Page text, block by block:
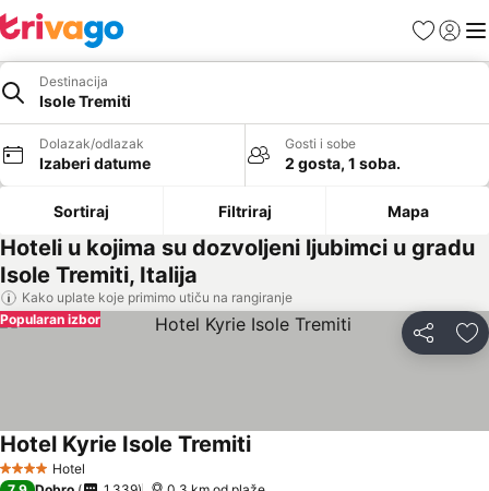
FavoritiPrijavi
Destinacija
Isole Tremiti
Dolazak/odlazak
Izaberi datume
Gosti i sobe
2 gosta, 1 soba.
Sortiraj Filtriraj Mapa
Hoteli u kojima su dozvoljeni ljubimci u gradu
Isole Tremiti, Italija
Kako uplate koje primimo utiču na rangiranje
Deli
Popularan izbor
4 ZvezdiceHotel
Hotel Kyrie Isole Tremiti